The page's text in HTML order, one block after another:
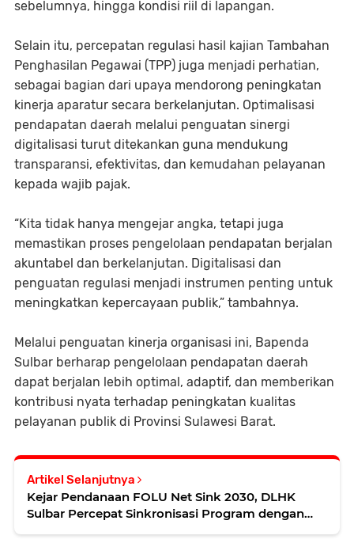
sebelumnya, hingga kondisi riil di lapangan.
Selain itu, percepatan regulasi hasil kajian Tambahan
Penghasilan Pegawai (TPP) juga menjadi perhatian,
sebagai bagian dari upaya mendorong peningkatan
kinerja aparatur secara berkelanjutan. Optimalisasi
pendapatan daerah melalui penguatan sinergi
digitalisasi turut ditekankan guna mendukung
transparansi, efektivitas, dan kemudahan pelayanan
kepada wajib pajak.
“Kita tidak hanya mengejar angka, tetapi juga
memastikan proses pengelolaan pendapatan berjalan
akuntabel dan berkelanjutan. Digitalisasi dan
penguatan regulasi menjadi instrumen penting untuk
meningkatkan kepercayaan publik,” tambahnya.
Melalui penguatan kinerja organisasi ini, Bapenda
Sulbar berharap pengelolaan pendapatan daerah
dapat berjalan lebih optimal, adaptif, dan memberikan
kontribusi nyata terhadap peningkatan kualitas
pelayanan publik di Provinsi Sulawesi Barat.
Artikel Selanjutnya
Kejar Pendanaan FOLU Net Sink 2030, DLHK
Sulbar Percepat Sinkronisasi Program dengan